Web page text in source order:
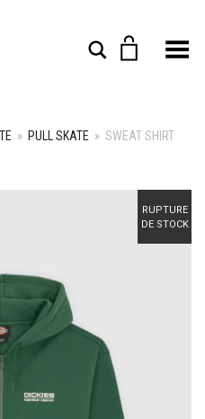
Rechercher
Toggle Menu
» PULL SKATE » SWEAT SHIRT
RUPTURE
DE STOCK